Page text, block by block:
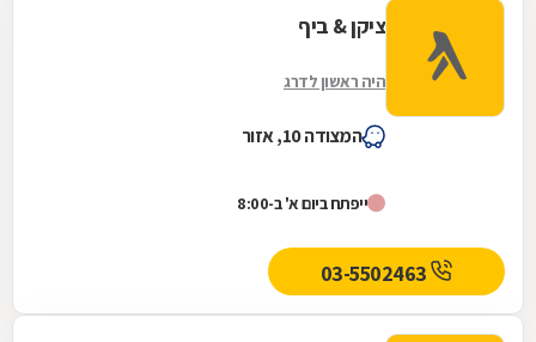
ציקן & ביף
היה ראשון לדרג
המצודה 10, אזור
ייפתח ביום א' ב-8:00
03-5502463